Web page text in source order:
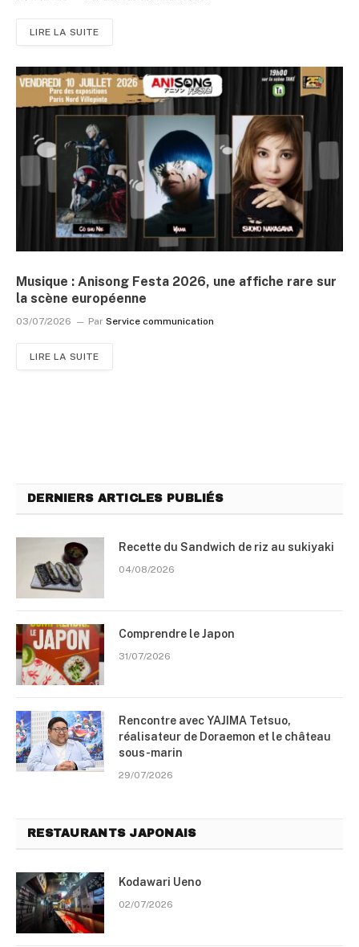
LIRE LA SUITE
Musique : Anisong Festa 2026, une affiche rare sur
la scène européenne
03/07/2026 Par Service communication
LIRE LA SUITE
DERNIERS ARTICLES PUBLIÉS
Recette du Sandwich de riz au sukiyaki
04/08/2026
Comprendre le Japon
31/07/2026
Rencontre avec YAJIMA Tetsuo,
réalisateur de Doraemon et le château
sous-marin
29/07/2026
RESTAURANTS JAPONAIS
Kodawari Ueno
02/07/2026